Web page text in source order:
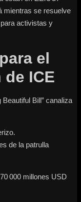
mientras se resuelve
activistas y
el
ICE
Bill” canaliza
de la patrulla
000 millones USD